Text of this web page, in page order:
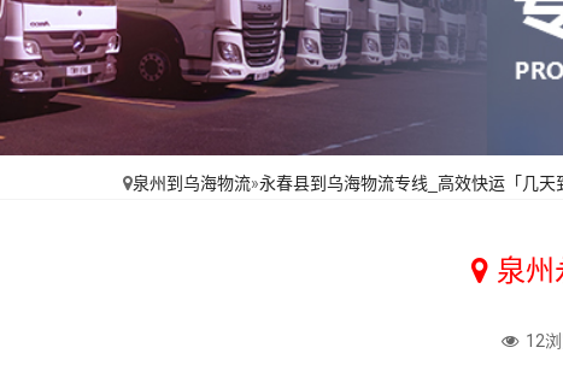
泉州到乌海物流»永春县到乌海物流专线_高效快运「几天
泉州
12